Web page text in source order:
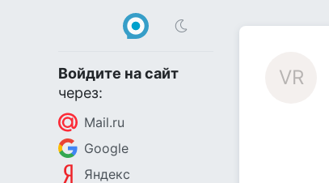
Войдите на сайт
через:
Mail.ru
Google
Яндекс
VR